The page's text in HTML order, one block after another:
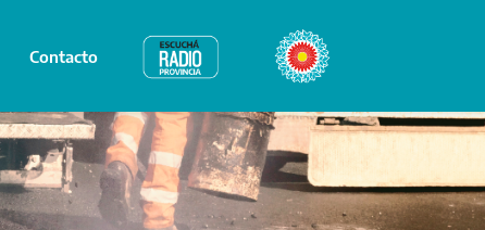
Contacto Radio Provincia Bicentenario